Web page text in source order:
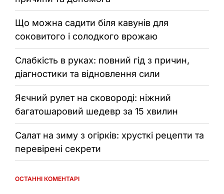
Що можна садити біля кавунів для
соковитого і солодкого врожаю
Слабкість в руках: повний гід з причин,
діагностики та відновлення сили
Яєчний рулет на сковороді: ніжний
багатошаровий шедевр за 15 хвилин
Салат на зиму з огірків: хрусткі рецепти та
перевірені секрети
ОСТАННІ КОМЕНТАРІ